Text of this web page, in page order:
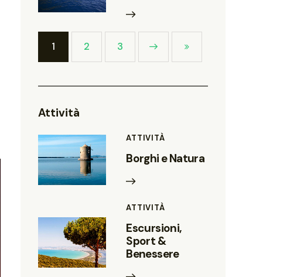
1 2 3
Next Last
Attività
ATTIVITÀ
Borghi e Natura
ATTIVITÀ
Escursioni,
Sport &
Benessere